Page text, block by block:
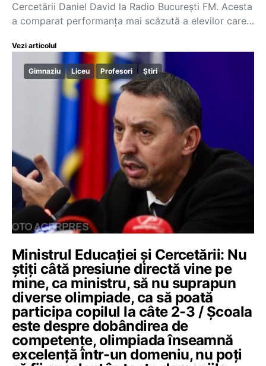
Cercetării Daniel David la Radio București FM. Acesta
a comparat performanța mai scăzută a elevilor care…
Vezi articolul
Gimnaziu Liceu Profesori Știri
Ministrul Educației și Cercetării: Nu
știți câtă presiune directă vine pe
mine, ca ministru, să nu suprapun
diverse olimpiade, ca să poată
participa copilul la câte 2-3 / Școala
este despre dobândirea de
competențe, olimpiada înseamnă
excelență într-un domeniu, nu poți